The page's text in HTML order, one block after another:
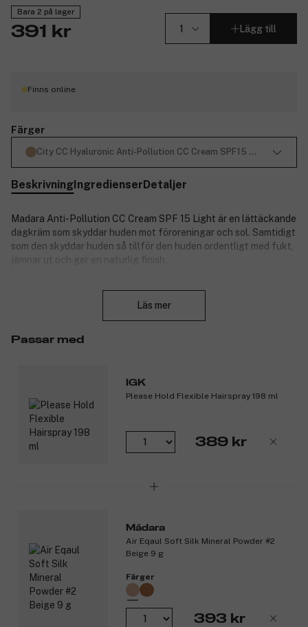
Bara 2 på lager
391 kr Lägg till
Finns online
Färger
City CC Hyaluronic Anti-Pollution CC Cream SPF15 Light Beige
BeskrivningIngredienserDetaljer
Madara Anti-Pollution CC Cream SPF 15 Light är en lättäckande
dagkräm som skyddar huden mot föroreningar och sol. Samtidigt
som den skyddar huden så tillför den huden ordentligt med fukt,
jämnar ut och ger en naturlig finish.
och ojämnheter. Madaras CC Cream kommer i två olika nyanser:
light beige och medium beige. Har du en ljus-medium hudton så
är light färgen för dig. Passar alla hudtyper.
och tungmetaller. Använd den ovanpå din ansiktskräm eller eller
direkt på huden.
Produktnummer:3195274
Läs mer
Passar med
IGK
Please Hold Flexible Hairspray 198 ml
389 kr
Mádara
Air Eqaul Soft Silk Mineral Powder #2
Beige 9 g
Färger
393 kr